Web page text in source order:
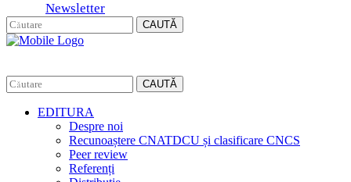
Newsletter
CAUTĂ
CAUTĂ
EDITURA
Despre noi
Recunoaștere CNATDCU și clasificare CNCS
Peer review
Referenți